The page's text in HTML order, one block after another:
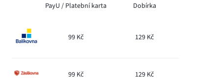
PayU / Platební karta Dobírka
99 Kč 129 Kč
99 Kč 129 Kč